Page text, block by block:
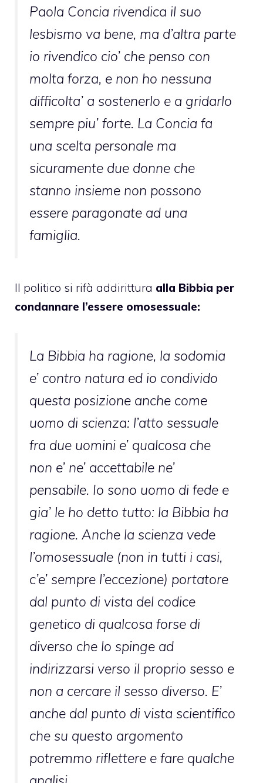
Paola Concia rivendica il suo
lesbismo va bene, ma d’altra parte
io rivendico cio’ che penso con
molta forza, e non ho nessuna
difficolta’ a sostenerlo e a gridarlo
sempre piu’ forte. La Concia fa
una scelta personale ma
sicuramente due donne che
stanno insieme non possono
essere paragonate ad una
famiglia.
Il politico si rifà addirittura alla Bibbia per
condannare l’essere omosessuale:
La Bibbia ha ragione, la sodomia
e’ contro natura ed io condivido
questa posizione anche come
uomo di scienza: l’atto sessuale
fra due uomini e’ qualcosa che
non e’ ne’ accettabile ne’
pensabile. Io sono uomo di fede e
gia’ le ho detto tutto: la Bibbia ha
ragione. Anche la scienza vede
l’omosessuale (non in tutti i casi,
c’e’ sempre l’eccezione) portatore
dal punto di vista del codice
genetico di qualcosa forse di
diverso che lo spinge ad
indirizzarsi verso il proprio sesso e
non a cercare il sesso diverso. E’
anche dal punto di vista scientifico
che su questo argomento
potremmo riflettere e fare qualche